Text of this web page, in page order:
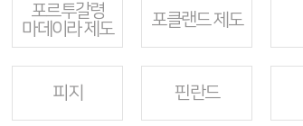
포르투갈령
마데이라 제도
포클랜드 제도
피지 핀란드